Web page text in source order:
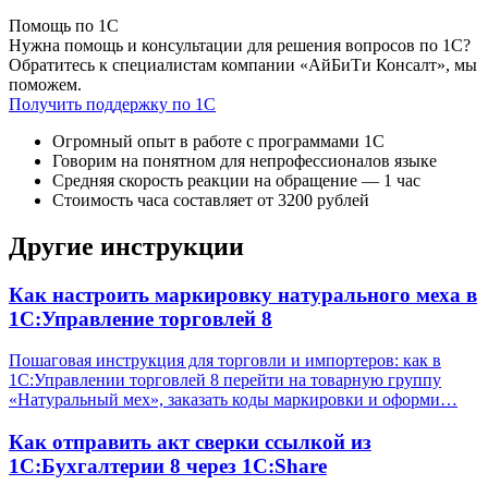
Помощь по 1С
Нужна помощь и консультации для решения вопросов по 1С?
Обратитесь к специалистам компании «АйБиТи Консалт», мы
поможем.
Получить поддержку по 1С
Огромный опыт в работе с программами 1С
Говорим на понятном для непрофессионалов языке
Средняя скорость реакции на обращение — 1 час
Стоимость часа составляет от 3200 рублей
Другие инструкции
Как настроить маркировку натурального меха в
1С:Управление торговлей 8
Пошаговая инструкция для торговли и импортеров: как в
1С:Управлении торговлей 8 перейти на товарную группу
«Натуральный мех», заказать коды маркировки и оформи…
Как отправить акт сверки ссылкой из
1С:Бухгалтерии 8 через 1С:Share